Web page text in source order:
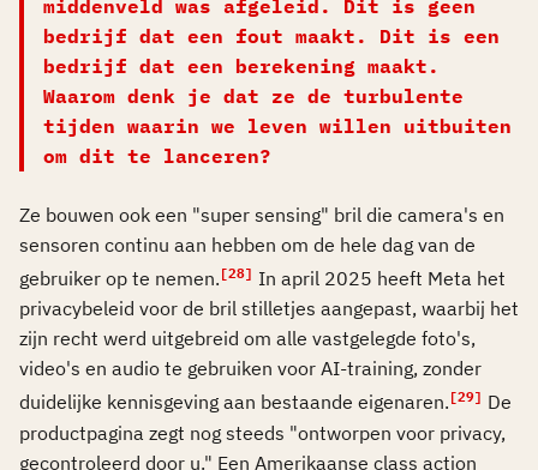
middenveld was afgeleid. Dit is geen
bedrijf dat een fout maakt. Dit is een
bedrijf dat een berekening maakt.
Waarom denk je dat ze de turbulente
tijden waarin we leven willen uitbuiten
om dit te lanceren?
Ze bouwen ook een "super sensing" bril die camera's en
sensoren continu aan hebben om de hele dag van de
gebruiker op te nemen. [28] In april 2025 heeft Meta het
privacybeleid voor de bril stilletjes aangepast, waarbij het
zijn recht werd uitgebreid om alle vastgelegde foto's,
video's en audio te gebruiken voor AI-training, zonder
duidelijke kennisgeving aan bestaande eigenaren. [29] De
productpagina zegt nog steeds "ontworpen voor privacy,
gecontroleerd door u." Een Amerikaanse class action